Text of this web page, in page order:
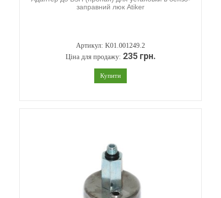
заправний люк Atiker
Артикул: K01.001249.2
Ціна для продажу: 235 грн.
Купити